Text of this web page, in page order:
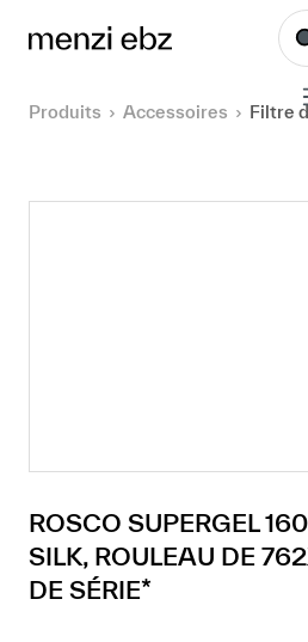
Aller au contenu principal
Produits Accessoires Filtre
ROSCO SUPERGEL
SILK, ROULEAU DE
DE SÉRIE*